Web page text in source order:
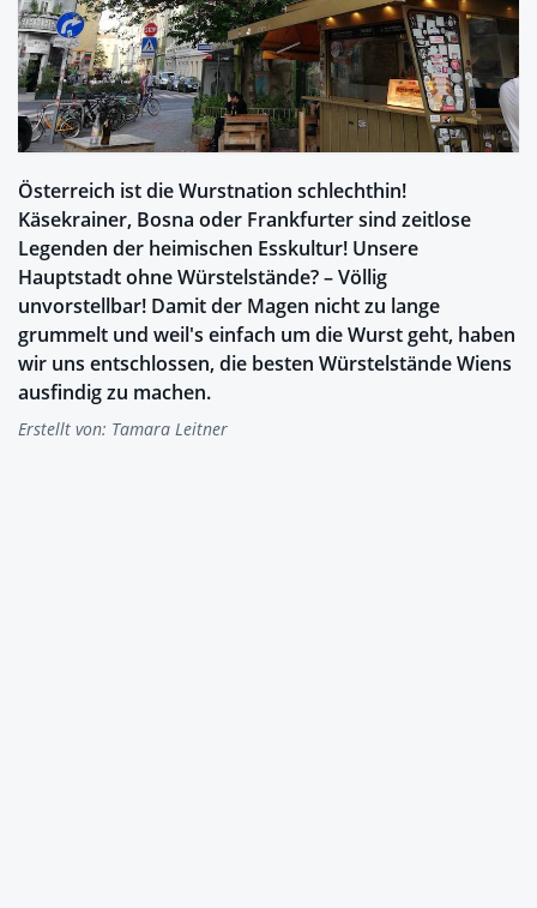
Österreich ist die Wurstnation schlechthin!
Käsekrainer, Bosna oder Frankfurter sind zeitlose
Legenden der heimischen Esskultur! Unsere
Hauptstadt ohne Würstelstände? – Völlig
unvorstellbar! Damit der Magen nicht zu lange
grummelt und weil's einfach um die Wurst geht, haben
wir uns entschlossen, die besten Würstelstände Wiens
ausfindig zu machen.
Erstellt von: Tamara Leitner